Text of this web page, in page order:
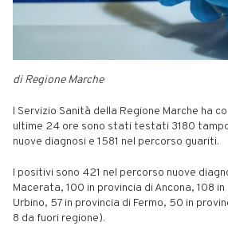
di Regione Marche
l Servizio Sanità della Regione Marche ha
ultime 24 ore sono stati testati 3180
nuove diagnosi e 1581 nel percorso guariti.
I positivi sono 421 nel percorso nuove
Macerata, 100 in provincia di Ancona, 108
Urbino, 57 in provincia di Fermo, 50 in
8 da fuori regione).